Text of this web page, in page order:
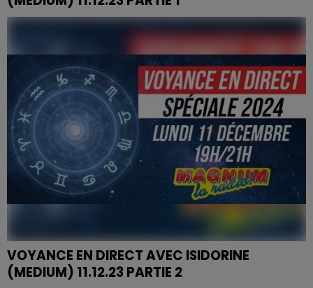
VOYANCE EN DIRECT AVEC ISIDORINE
(MEDIUM) 11.12.23 PARTIE 2